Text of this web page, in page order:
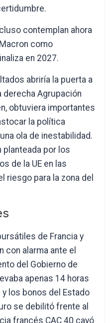
contemplan ahora
como
en 2027.
abriría la puerta a
Agrupación
obtuviera importantes
la política
ola de inestabilidad.
planteada por los
de la UE en las
riesgo para la zona del
de Francia y
alarma ante el
del Gobierno de
apenas 14 horas
los bonos del Estado
se debilitó frente al
francés CAC 40 cayó